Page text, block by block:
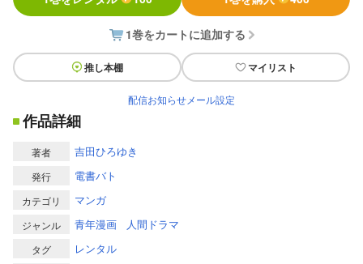
1巻をカートに追加する
推し本棚 マイリスト
配信お知らせメール設定
作品詳細
著者 吉田ひろゆき
発行 電書バト
カテゴリ マンガ
ジャンル 青年漫画 人間ドラマ
タグ レンタル